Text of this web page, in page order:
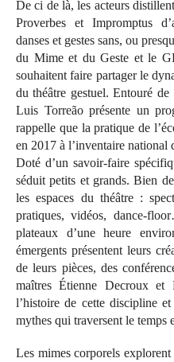
De ci de là, les acteurs
Proverbes et Impromptus
danses et gestes sans, ou
du Mime et du Geste et le
souhaitent faire partager le
du théâtre gestuel. Entouré
Luis Torreão présente un
rappelle que la pratique de
en 2017 à l’inventaire
Doté d’un savoir-faire
séduit petits et grands. Bien
les espaces du théâtre :
pratiques, vidéos, dance-
plateaux d’une heure
émergents présentent leurs
de leurs pièces, des
maîtres Étienne Decroux et
l’histoire de cette discipline
mythes qui traversent le temps
Les mimes corporels